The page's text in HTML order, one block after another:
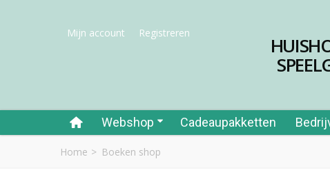
Mijn account Registreren
Webshop Cadeaupakketten
Home > Boeken shop